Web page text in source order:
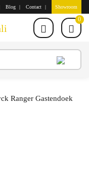
Blog Contact Showroom
0
Ranger Gastendoek